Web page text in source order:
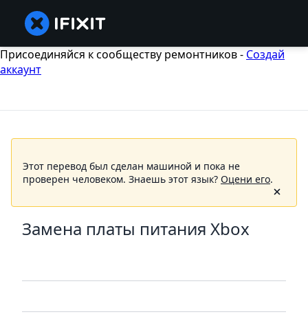
Присоединяйся к сообществу ремонтников - Создай
аккаунт
Этот перевод был сделан машиной и пока не
проверен человеком. Знаешь этот язык? Оцени его.
Замена платы питания Xbox